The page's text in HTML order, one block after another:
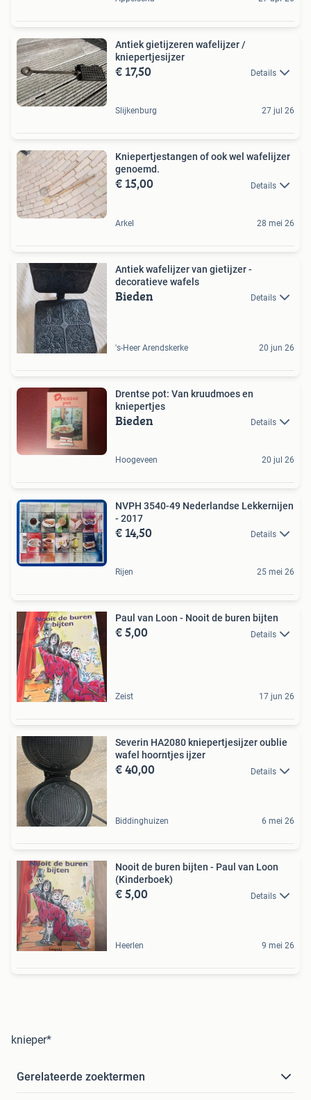
Antiek gietijzeren wafelijzer /
kniepertjesijzer
€ 17,50 Details
Slijkenburg 27 jul 26
Kniepertjestangen of ook wel wafelijzer
genoemd.
€ 15,00 Details
Arkel 28 mei 26
Antiek wafelijzer van gietijzer -
decoratieve wafels
Bieden Details
's-Heer Arendskerke 20 jun 26
Drentse pot: Van kruudmoes en
kniepertjes
Bieden Details
Hoogeveen 20 jul 26
NVPH 3540-49 Nederlandse Lekkernijen
- 2017
€ 14,50 Details
Rijen 25 mei 26
Paul van Loon - Nooit de buren bijten
€ 5,00 Details
Zeist 17 jun 26
Severin HA2080 kniepertjesijzer oublie
wafel hoorntjes ijzer
€ 40,00 Details
Biddinghuizen 6 mei 26
Nooit de buren bijten - Paul van Loon
(Kinderboek)
€ 5,00 Details
Heerlen 9 mei 26
knieper*
Gerelateerde zoektermen